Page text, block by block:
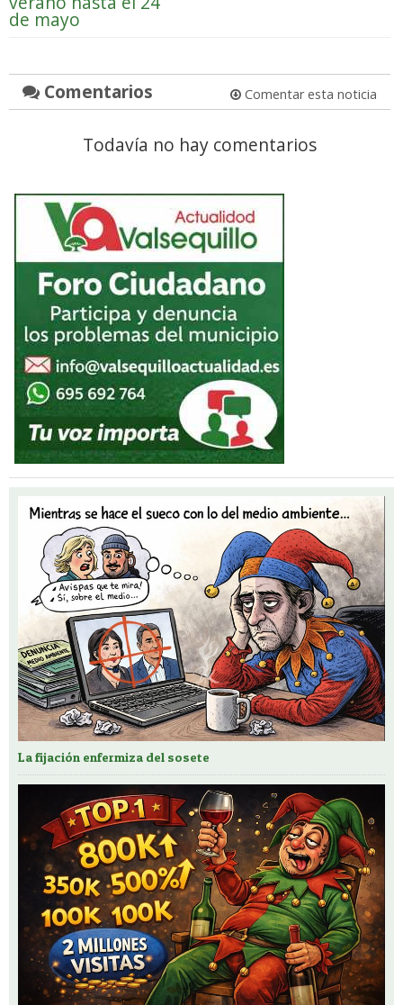
de mayo
Comentarios Comentar esta noticia
Todavía no hay comentarios
La fijación enfermiza del sosete